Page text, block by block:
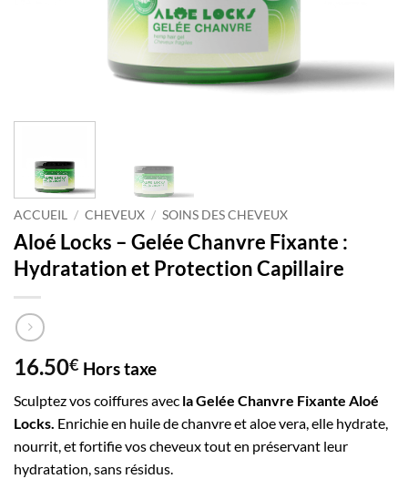
ACCUEIL / CHEVEUX / SOINS DES CHEVEUX
Aloé Locks – Gelée Chanvre Fixante :
Hydratation et Protection Capillaire
16.50€ Hors taxe
Sculptez vos coiffures avec la Gelée Chanvre Fixante Aloé
Locks. Enrichie en huile de chanvre et aloe vera, elle hydrate,
nourrit, et fortifie vos cheveux tout en préservant leur
hydratation, sans résidus.